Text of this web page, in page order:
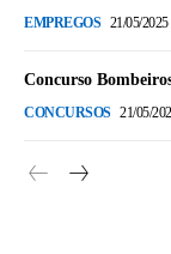
EMPREGOS 21/05/2025
Concurso
CONCURSOS 21/05/